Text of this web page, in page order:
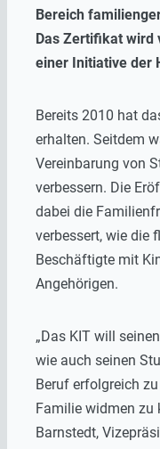
Bereich
Das Zertifikat wird
einer Initiative der
Bereits 2010 hat
erhalten. Seitdem
Vereinbarung von
verbessern. Die
dabei die
verbessert, wie die
Beschäftigte mit
Angehörigen.
„Das KIT will
wie auch seinen
Beruf erfolgreich
Familie widmen zu
Barnstedt,